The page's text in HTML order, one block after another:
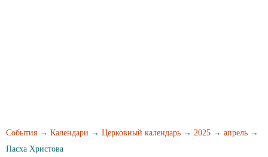
События → Календари → Церковный календарь → 2025 → апрель →
Пасха Христова